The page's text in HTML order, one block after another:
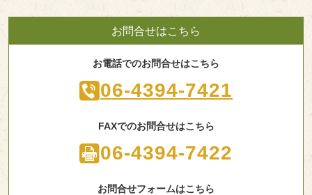
お問合せはこちら
お電話でのお問合せはこちら
06-4394-7421
FAXでのお問合せはこちら
06-4394-7422
お問合せフォームはこちら